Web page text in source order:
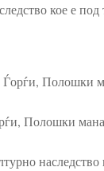
кое е
Ѓорѓи, Полошки
Полошки
наследство